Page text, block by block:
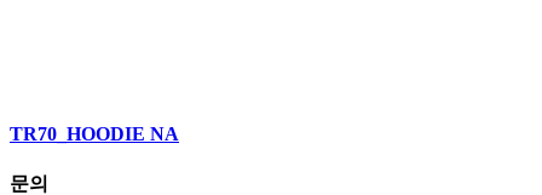
TR70_HOODIE NA
문의